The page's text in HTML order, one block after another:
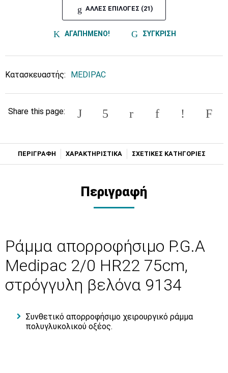
ΑΛΛΕΣ ΕΠΙΛΟΓΕΣ (21)
ΑΓΑΠΗΜΕΝΟ! ΣΥΓΚΡΙΣΗ
Κατασκευαστής: MEDIPAC
Share this page:
ΠΕΡΙΓΡΑΦΗ ΧΑΡΑΚΤΗΡΙΣΤΙΚΑ ΣΧΕΤΙΚΕΣ ΚΑΤΗΓΟΡΙΕΣ
Περιγραφή
Ράμμα απορροφήσιμο P.G.A
Medipac 2/0 HR22 75cm,
στρόγγυλη βελόνα 9134
Συνθετικό απορροφήσιμο χειρουργικό ράμμα
πολυγλυκολικού οξέος.